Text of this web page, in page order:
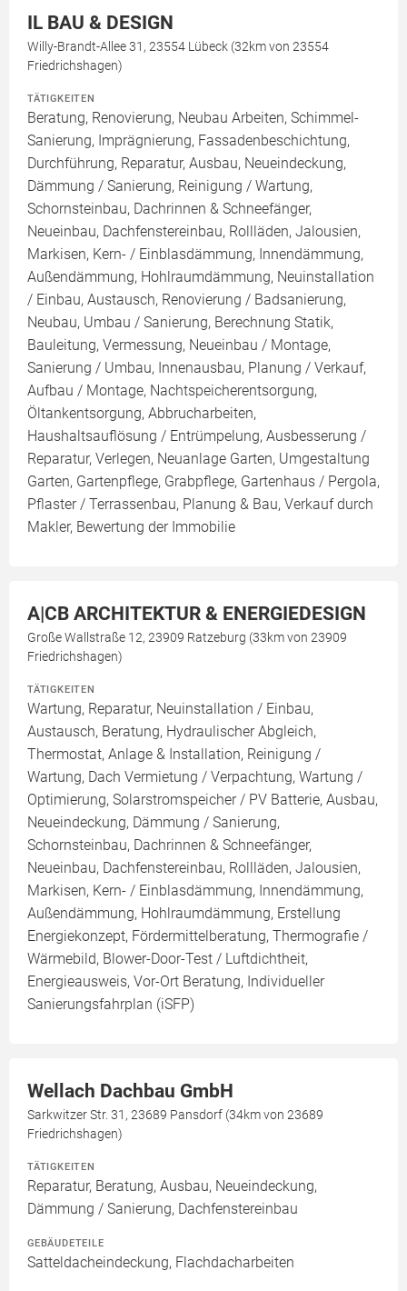
IL BAU & DESIGN
Willy-Brandt-Allee 31, 23554 Lübeck (32km von 23554
Friedrichshagen)
TÄTIGKEITEN
Beratung, Renovierung, Neubau Arbeiten, Schimmel-
Sanierung, Imprägnierung, Fassadenbeschichtung,
Durchführung, Reparatur, Ausbau, Neueindeckung,
Dämmung / Sanierung, Reinigung / Wartung,
Schornsteinbau, Dachrinnen & Schneefänger,
Neueinbau, Dachfenstereinbau, Rollläden, Jalousien,
Markisen, Kern- / Einblasdämmung, Innendämmung,
Außendämmung, Hohlraumdämmung, Neuinstallation
/ Einbau, Austausch, Renovierung / Badsanierung,
Neubau, Umbau / Sanierung, Berechnung Statik,
Bauleitung, Vermessung, Neueinbau / Montage,
Sanierung / Umbau, Innenausbau, Planung / Verkauf,
Aufbau / Montage, Nachtspeicherentsorgung,
Öltankentsorgung, Abbrucharbeiten,
Haushaltsauflösung / Entrümpelung, Ausbesserung /
Reparatur, Verlegen, Neuanlage Garten, Umgestaltung
Garten, Gartenpflege, Grabpflege, Gartenhaus / Pergola,
Pflaster / Terrassenbau, Planung & Bau, Verkauf durch
Makler, Bewertung der Immobilie
A|CB ARCHITEKTUR & ENERGIEDESIGN
Große Wallstraße 12, 23909 Ratzeburg (33km von 23909
Friedrichshagen)
TÄTIGKEITEN
Wartung, Reparatur, Neuinstallation / Einbau,
Austausch, Beratung, Hydraulischer Abgleich,
Thermostat, Anlage & Installation, Reinigung /
Wartung, Dach Vermietung / Verpachtung, Wartung /
Optimierung, Solarstromspeicher / PV Batterie, Ausbau,
Neueindeckung, Dämmung / Sanierung,
Schornsteinbau, Dachrinnen & Schneefänger,
Neueinbau, Dachfenstereinbau, Rollläden, Jalousien,
Markisen, Kern- / Einblasdämmung, Innendämmung,
Außendämmung, Hohlraumdämmung, Erstellung
Energiekonzept, Fördermittelberatung, Thermografie /
Wärmebild, Blower-Door-Test / Luftdichtheit,
Energieausweis, Vor-Ort Beratung, Individueller
Sanierungsfahrplan (iSFP)
Wellach Dachbau GmbH
Sarkwitzer Str. 31, 23689 Pansdorf (34km von 23689
Friedrichshagen)
TÄTIGKEITEN
Reparatur, Beratung, Ausbau, Neueindeckung,
Dämmung / Sanierung, Dachfenstereinbau
GEBÄUDETEILE
Satteldacheindeckung, Flachdacharbeiten